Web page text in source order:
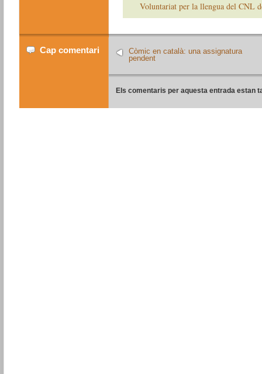
Voluntariat per la llengua del CNL
Cap comentari
Còmic en català: una assignatura
pendent
Els comentaris per aquesta entrada estan